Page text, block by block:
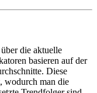
die aktuelle
basieren auf der
Diese
wodurch man die